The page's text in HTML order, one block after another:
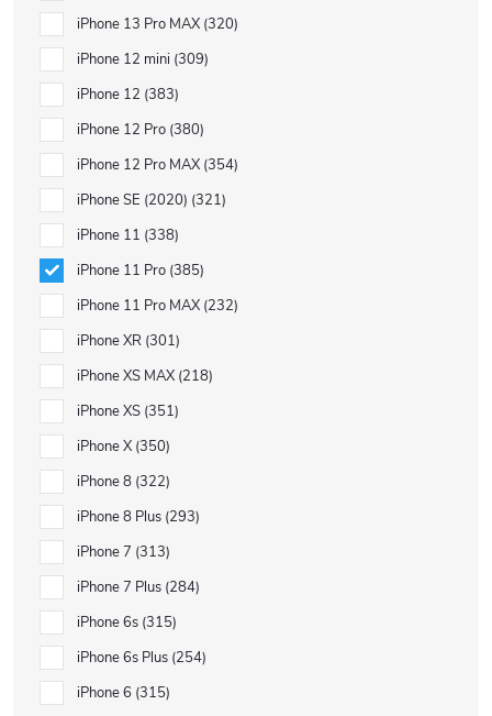
iPhone 13 Pro MAX 320
iPhone 12 mini 309
iPhone 12 383
iPhone 12 Pro 380
iPhone 12 Pro MAX 354
iPhone SE (2020) 321
iPhone 11 338
iPhone 11 Pro 385
iPhone 11 Pro MAX 232
iPhone XR 301
iPhone XS MAX 218
iPhone XS 351
iPhone X 350
iPhone 8 322
iPhone 8 Plus 293
iPhone 7 313
iPhone 7 Plus 284
iPhone 6s 315
iPhone 6s Plus 254
iPhone 6 315